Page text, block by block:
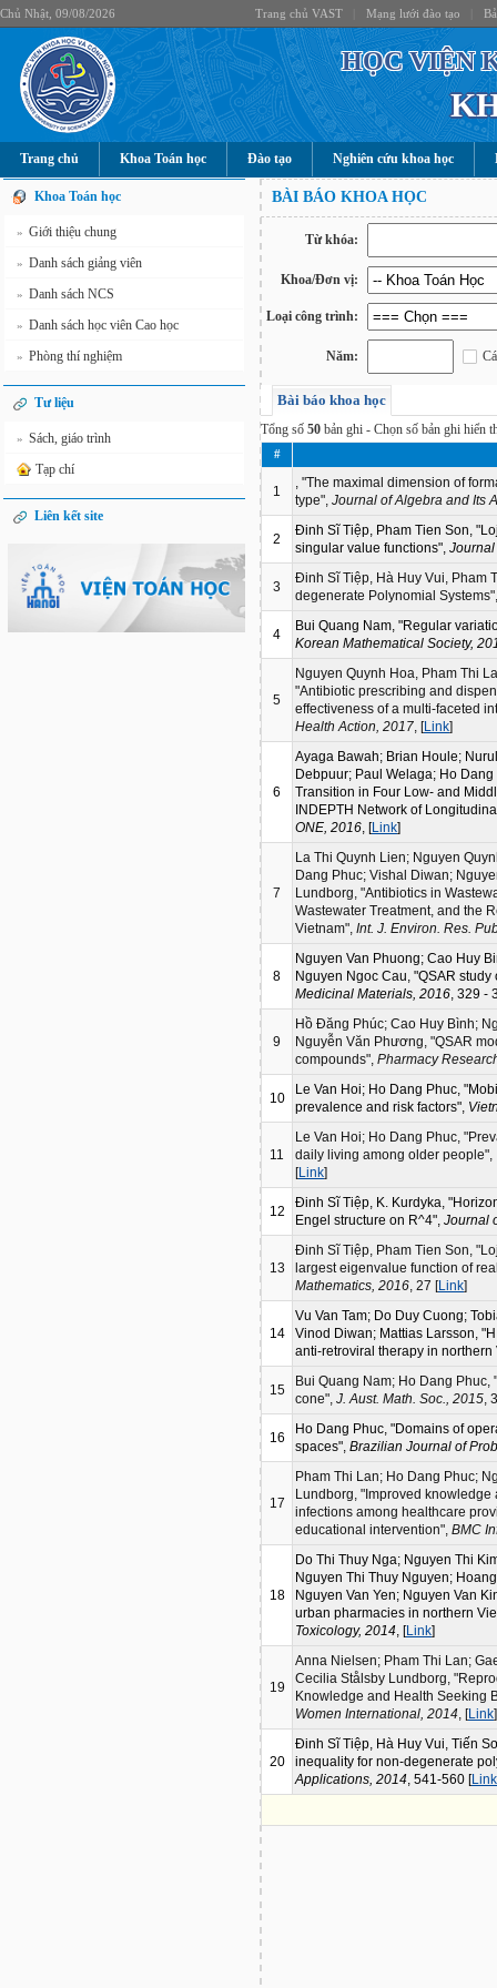
Chủ Nhật, 09/08/2026 Trang chủ VAST Mạng lưới đào tạo
HỌC VIỆN
Trang chủ Khoa Toán học Đào tạo Nghiên cứu khoa học
Khoa Toán học
» Giới thiệu chung
» Danh sách giảng viên
» Danh sách NCS
» Danh sách học viên Cao học
» Phòng thí nghiệm
Tư liệu
» Sách, giáo trình
Tạp chí
Liên kết site
BÀI BÁO KHOA HỌC
Từ khóa:
Khoa/Đơn vị:
Loại công trình:
Năm:
Bài báo khoa học
Tổng số 50 bản ghi - Chọn số bản ghi hiển
#
1
, "The maximal dimension of
type", Journal of Algebra and Its
2
Đinh Sĩ Tiệp, Pham Tien Son,
singular value functions", Journal
3
Đinh Sĩ Tiệp, Hà Huy Vui, Pham
degenerate Polynomial
4
Bui Quang Nam, "Regular
Korean Mathematical Society,
5
Nguyen Quynh Hoa, Pham Thi
"Antibiotic prescribing and
effectiveness of a multi-faceted
Health Action, 2017 , [Link]
6
Ayaga Bawah; Brian Houle;
Debpuur; Paul Welaga; Ho
Transition in Four Low- and
INDEPTH Network of
ONE, 2016 , [Link]
7
La Thi Quynh Lien; Nguyen
Dang Phuc; Vishal Diwan;
Lundborg, "Antibiotics in
Wastewater Treatment, and the
Vietnam", Int. J. Environ. Res.
8
Nguyen Van Phuong; Cao Huy
Nguyen Ngoc Cau, "QSAR
Medicinal Materials, 2016 , 329 -
9
Hồ Đăng Phúc; Cao Huy Bình;
Nguyễn Văn Phương, "QSAR
compounds", Pharmacy
10
Le Van Hoi; Ho Dang Phuc,
prevalence and risk factors",
11
Le Van Hoi; Ho Dang Phuc,
daily living among older people",
[Link]
12
Đinh Sĩ Tiệp, K. Kurdyka,
Engel structure on R^4", Journal
13
Đinh Sĩ Tiệp, Pham Tien Son,
largest eigenvalue function of
Mathematics, 2016 , 27 [Link]
14
Vu Van Tam; Do Duy Cuong;
Vinod Diwan; Mattias Larsson,
anti-retroviral therapy in
15
Bui Quang Nam; Ho Dang
cone", J. Aust. Math. Soc., 2015 ,
16
Ho Dang Phuc, "Domains of
spaces", Brazilian Journal of
17
Pham Thi Lan; Ho Dang Phuc;
Lundborg, "Improved
infections among healthcare
educational intervention", BMC
18
Do Thi Thuy Nga; Nguyen Thi
Nguyen Thi Thuy Nguyen;
Nguyen Van Yen; Nguyen Van
urban pharmacies in northern
Toxicology, 2014 , [Link]
19
Anna Nielsen; Pham Thi Lan;
Cecilia Stålsby Lundborg,
Knowledge and Health Seeking
Women International, 2014 , [Link]
20
Đinh Sĩ Tiệp, Hà Huy Vui, Tiến
inequality for non-degenerate
Applications, 2014 , 541-560 [Link